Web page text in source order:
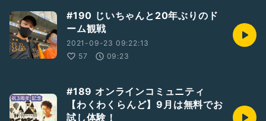
#190 じいちゃんと20年ぶりのド
ーム観戦
2021-09-23 09:22:13
57
09:23
#189 オンラインコミュニティ
【わくわくらんど】9月は無料でお
試し体験！